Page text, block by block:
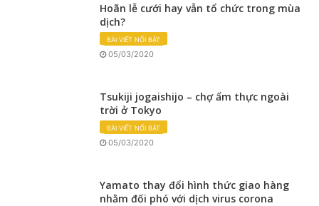
Hoãn lễ cưới hay vẫn tổ chức trong mùa
dịch?
BÀI VIẾT NỔI BẬT
05/03/2020
Tsukiji jogaishijo – chợ ẩm thực ngoài
trời ở Tokyo
BÀI VIẾT NỔI BẬT
05/03/2020
Yamato thay đổi hình thức giao hàng
nhằm đối phó với dịch virus corona